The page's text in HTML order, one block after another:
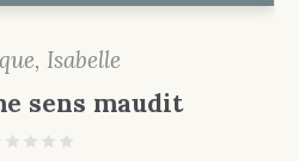
Isabelle
sens maudit